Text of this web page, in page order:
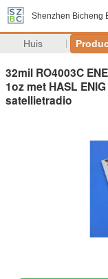
Shenzhen Bicheng
Huis
32mil RO4003C
1oz met HASL
satellietradio